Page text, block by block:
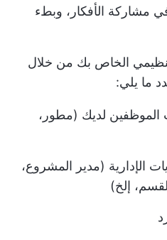
مشاركة الأفكار، وبطء
الخاص بك من خلال
ما يلي:
الموظفين لديك (مطور،
الإدارية (مدير المشروع،
إلخ)